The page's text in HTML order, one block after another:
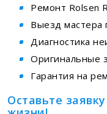
Ремонт Rolsen
Выезд мастера
Диагностика
Оригинальные
Гарантия на
Оставьте